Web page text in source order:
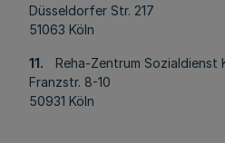
Düsseldorfer Str. 217
51063 Köln
11.
Reha-Zentrum Sozialdienst
Franzstr. 8-10
50931 Köln